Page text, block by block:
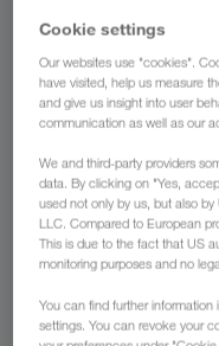
1997
SQAS-Оценка на
Quality Assessment for
2000
Разработване на
транспортните
системи за управление
2004
Cookie settings
Our websites use "cookies".
have visited, help us measure
and give us insight into user
communication as well as our
We and third-party providers
data. By clicking on "Yes,
used not only by us, but also
LLC. Compared to European
This is due to the fact that US
monitoring purposes and no
You can find further information
settings. You can revoke your